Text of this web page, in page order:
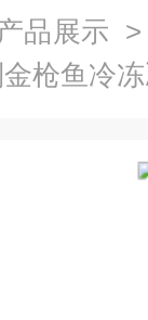
品展示
枪鱼冷